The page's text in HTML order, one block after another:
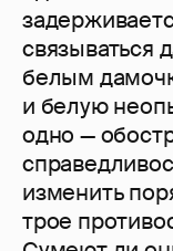
белым
и белую
одно —
изменить
трое